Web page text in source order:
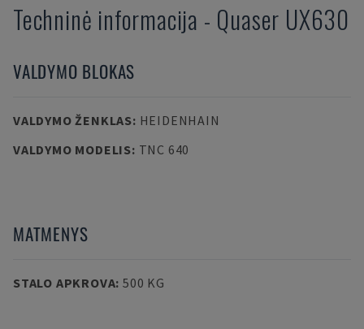
Techninė informacija - Quaser UX630
VALDYMO BLOKAS
VALDYMO ŽENKLAS: HEIDENHAIN
VALDYMO MODELIS: TNC 640
MATMENYS
STALO APKROVA: 500 KG